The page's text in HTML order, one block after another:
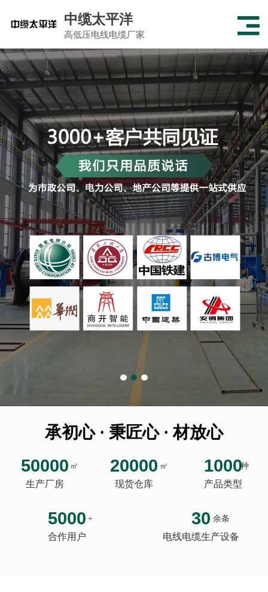
中缆太平洋
高低压电线电缆厂家
承初心 · 秉匠心 · 材放心
50000 ㎡
生产厂房
20000 ㎡
现货仓库
1000种
产品类型
5000 +
合作用户
30 余条
电线电缆生产设备